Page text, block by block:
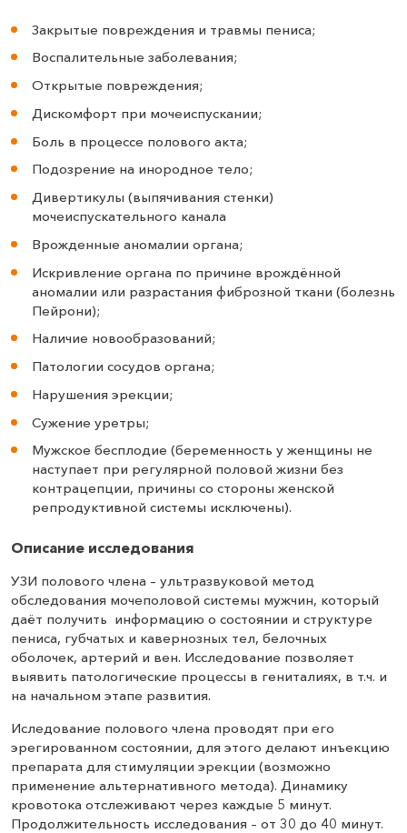
Закрытые повреждения и травмы пениса;
Воспалительные заболевания;
Открытые повреждения;
Дискомфорт при мочеиспускании;
Боль в процессе полового акта;
Подозрение на инородное тело;
Дивертикулы (выпячивания стенки)
мочеиспускательного канала
Врожденные аномалии органа;
Искривление органа по причине врождённой
аномалии или разрастания фиброзной ткани (болезнь
Пейрони);
Наличие новообразований;
Патологии сосудов органа;
Нарушения эрекции;
Сужение уретры;
Мужское бесплодие (беременность у женщины не
наступает при регулярной половой жизни без
контрацепции, причины со стороны женской
репродуктивной системы исключены).
Описание исследования
УЗИ полового члена – ультразвуковой метод
обследования мочеполовой системы мужчин, который
даёт получить информацию о состоянии и структуре
пениса, губчатых и кавернозных тел, белочных
оболочек, артерий и вен. Исследование позволяет
выявить патологические процессы в гениталиях, в т.ч. и
на начальном этапе развития.
Иследование полового члена проводят при его
эрегированном состоянии, для этого делают инъекцию
препарата для стимуляции эрекции (возможно
применение альтернативного метода). Динамику
кровотока отслеживают через каждые 5 минут.
Продолжительность исследования – от 30 до 40 минут.